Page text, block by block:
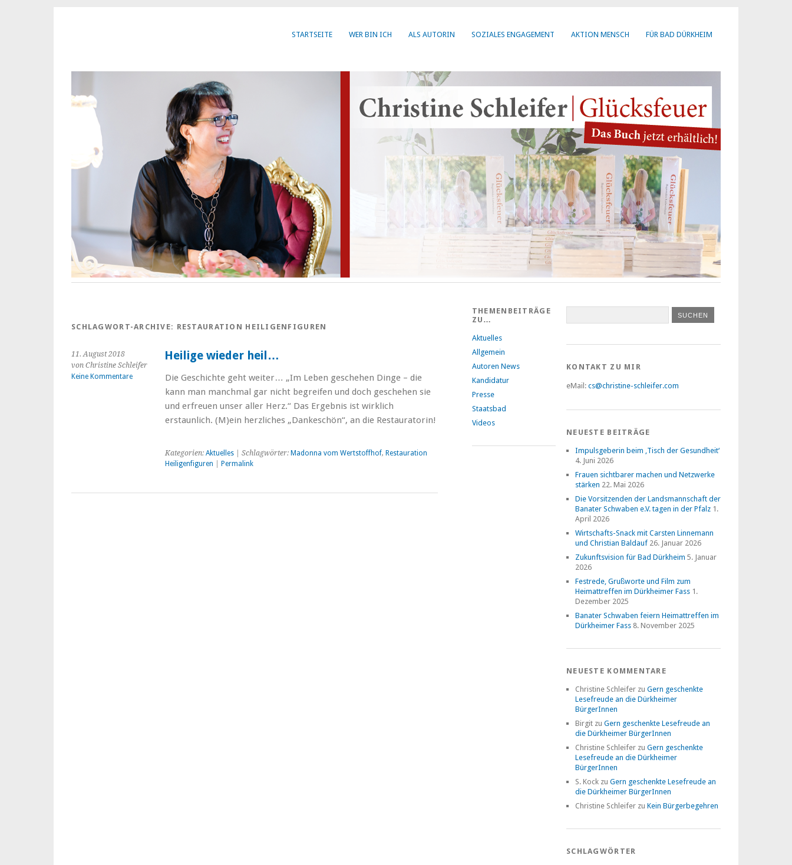
STARTSEITE WER BIN ICH ALS AUTORIN SOZIALES ENGAGEMENT AKTION MENSCH FÜR BAD DÜRKHEIM
SCHLAGWORT-ARCHIVE: RESTAURATION HEILIGENFIGUREN
11. August 2018
von Christine Schleifer
Keine Kommentare
Heilige wieder heil…
Die Geschichte geht weiter… „Im Leben geschehen Dinge – die
kann man manchmal gar nicht begreifen und doch geschehen sie
und erfreuen unser aller Herz.“ Das Ergebnis ist wirklich
erstaunlich. (M)ein herzliches „Dankeschön“, an die Restauratorin!
Kategorien: Aktuelles| Schlagwörter: Madonna vom Wertstoffhof, Restauration
Heiligenfiguren
Permalink
THEMENBEITRÄGE
ZU…
Aktuelles
Allgemein
Autoren News
Kandidatur
Presse
Staatsbad
Videos
KONTAKT ZU MIR
eMail: cs@christine-schleifer.com
NEUESTE BEITRÄGE
Impulsgeberin beim ‚Tisch der Gesundheit‘
4. Juni 2026
Frauen sichtbarer machen und Netzwerke
stärken 22. Mai 2026
Die Vorsitzenden der Landsmannschaft der
Banater Schwaben e.V. tagen in der Pfalz 1.
April 2026
Wirtschafts-Snack mit Carsten Linnemann
und Christian Baldauf 26. Januar 2026
Zukunftsvision für Bad Dürkheim 5. Januar
2026
Festrede, Grußworte und Film zum
Heimattreffen im Dürkheimer Fass 1.
Dezember 2025
Banater Schwaben feiern Heimattreffen im
Dürkheimer Fass 8. November 2025
NEUESTE KOMMENTARE
Christine Schleifer zu Gern geschenkte
Lesefreude an die Dürkheimer
BürgerInnen
Birgit zu Gern geschenkte Lesefreude an
die Dürkheimer BürgerInnen
Christine Schleifer zu Gern geschenkte
Lesefreude an die Dürkheimer
BürgerInnen
S. Kock zu Gern geschenkte Lesefreude an
die Dürkheimer BürgerInnen
Christine Schleifer zu Kein Bürgerbegehren
SCHLAGWÖRTER